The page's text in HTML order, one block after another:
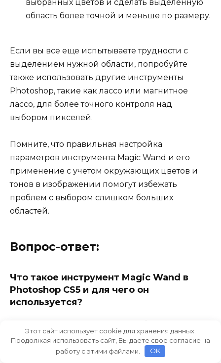
выбранных цветов и сделать выделенную
область более точной и меньше по размеру.
Если вы все еще испытываете трудности с
выделением нужной области, попробуйте
также использовать другие инструменты
Photoshop, такие как лассо или магнитное
лассо, для более точного контроля над
выбором пикселей.
Помните, что правильная настройка
параметров инструмента Magic Wand и его
применение с учетом окружающих цветов и
тонов в изображении помогут избежать
проблем с выбором слишком больших
областей.
Вопрос-ответ:
Что такое инструмент Magic Wand в
Photoshop CS5 и для чего он
используется?
Photoshop CS5 предназначен для быстрого
выбора областей на изображении на основе
Этот сайт использует cookie для хранения данных.
Продолжая использовать сайт, Вы даете свое согласие на
работу с этими файлами.
OK